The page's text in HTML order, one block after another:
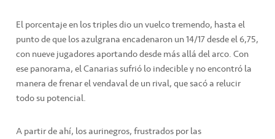
El porcentaje en los triples dio un vuelco tremendo, hasta el
punto de que los azulgrana encadenaron un 14/17 desde el 6,75,
con nueve jugadores aportando desde más allá del arco. Con
ese panorama, el Canarias sufrió lo indecible y no encontró la
manera de frenar el vendaval de un rival, que sacó a relucir
todo su potencial.
A partir de ahí, los aurinegros, frustrados por las